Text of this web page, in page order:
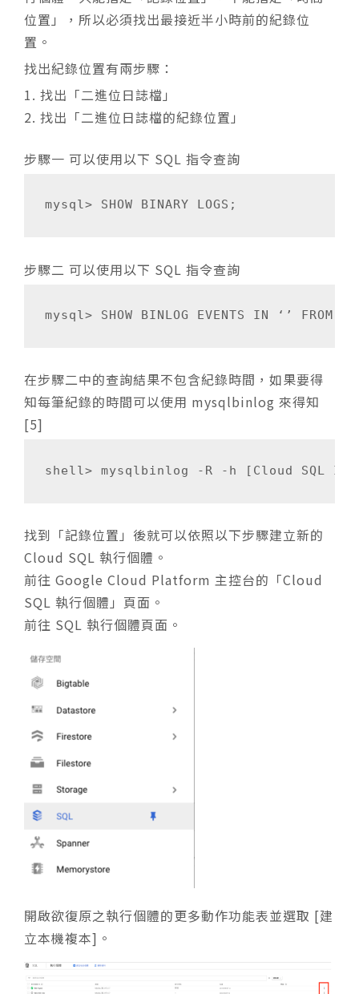
位置」，所以必須找出最接近半小時前的紀錄位
置。
找出紀錄位置有兩步驟：
找出「二進位日誌檔」
找出「二進位日誌檔的紀錄位置」
步驟一 可以使用以下 SQL 指令查詢
步驟二 可以使用以下 SQL 指令查詢
在步驟二中的查詢結果不包含紀錄時間，如果要得
知每筆紀錄的時間可以使用 mysqlbinlog 來得知
[5]
找到「記錄位置」後就可以依照以下步驟建立新的
Cloud SQL 執行個體。
前往 Google Cloud Platform 主控台的「Cloud
SQL 執行個體」頁面。
前往 SQL 執行個體頁面。
開啟欲復原之執行個體的更多動作功能表並選取 [建
立本機複本]。